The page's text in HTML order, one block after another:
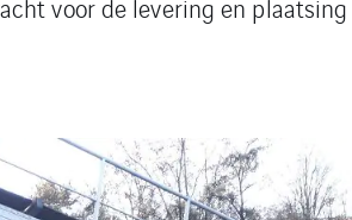
voor de levering en